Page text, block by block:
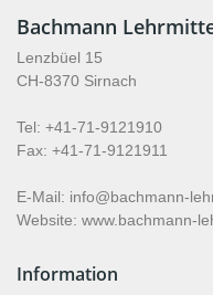
Bachmann
Lenzbüel 15
CH-8370 Sirnach
Tel: +41-71-9121910
Fax: +41-71-9121911
E-Mail: info@bachmann-
Website: www.bachmann-
Information